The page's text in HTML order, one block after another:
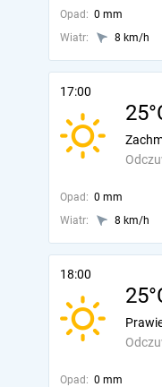
Opad: 0 mm
Wiatr:
8 km/h
17:00
Opad: 0 mm
Wiatr:
8 km/h
18:00
Opad: 0 mm